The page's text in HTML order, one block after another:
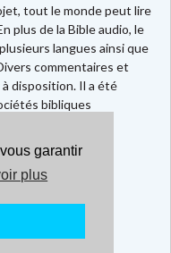
garantir
plus
tout le monde peut lire
plus de la Bible audio, le
langues ainsi que
commentaires et
disposition. Il a été
bibliques